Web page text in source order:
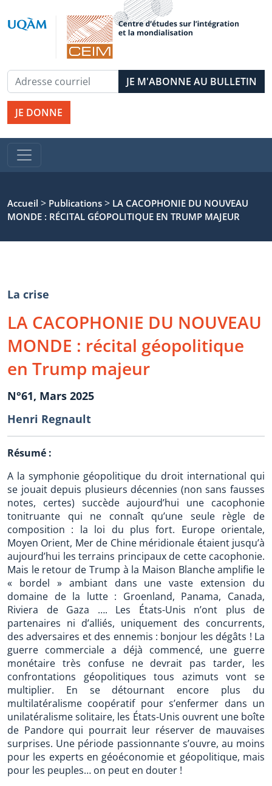
JE DONNE
Accueil > Publications > LA CACOPHONIE DU NOUVEAU
MONDE : RÉCITAL GÉOPOLITIQUE EN TRUMP MAJEUR
La crise
LA CACOPHONIE DU NOUVEAU
MONDE : récital géopolitique
en Trump majeur
N°61, Mars 2025
Henri Regnault
Résumé :
A la symphonie géopolitique du droit international qui
se jouait depuis plusieurs décennies (non sans fausses
notes, certes) succède aujourd’hui une cacophonie
tonitruante qui ne connaît qu’une seule règle de
composition : la loi du plus fort. Europe orientale,
Moyen Orient, Mer de Chine méridionale étaient jusqu’à
aujourd’hui les terrains principaux de cette cacophonie.
Mais le retour de Trump à la Maison Blanche amplifie le
« bordel » ambiant dans une vaste extension du
domaine de la lutte : Groenland, Panama, Canada,
Riviera de Gaza …. Les États-Unis n’ont plus de
partenaires ni d’alliés, uniquement des concurrents,
des adversaires et des ennemis : bonjour les dégâts ! La
guerre commerciale a déjà commencé, une guerre
monétaire très confuse ne devrait pas tarder, les
confrontations géopolitiques tous azimuts vont se
multiplier. En se détournant encore plus du
multilatéralisme coopératif pour s’enfermer dans un
unilatéralisme solitaire, les États-Unis ouvrent une boîte
de Pandore qui pourrait leur réserver de mauvaises
surprises. Une période passionnante s’ouvre, au moins
pour les experts en géoéconomie et géopolitique, mais
pour les peuples… on peut en douter !